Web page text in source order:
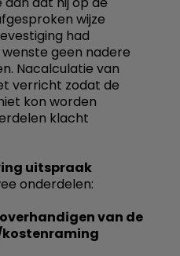
wijze
had
geen nadere
Nacalculatie van
verricht zodat de
kon worden
klacht
uitspraak
onderdelen:
van de